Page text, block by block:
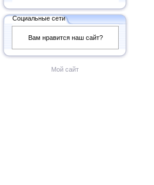
Социальные сети
Вам нравится наш сайт?
Мой сайт